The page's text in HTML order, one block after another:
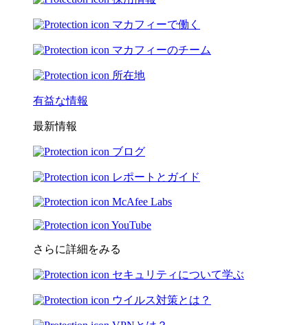
マカフィーで働く
マカフィーのチーム
所在地
有益な情報
最新情報
ブログ
レポートとガイド
McAfee Labs
YouTube
さらに詳細をみる
セキュリティについて学ぶ
ウイルス対策とは？